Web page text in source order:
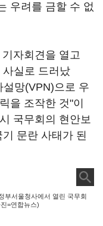
우려를 금할 수 없
자회견을 열고
실로 드러났
망(VPN)으로 우
을 조작한 것"이
국무회의 현안보
문란 사태가 된
부서울청사에서 열린 국무회
=연합뉴스)